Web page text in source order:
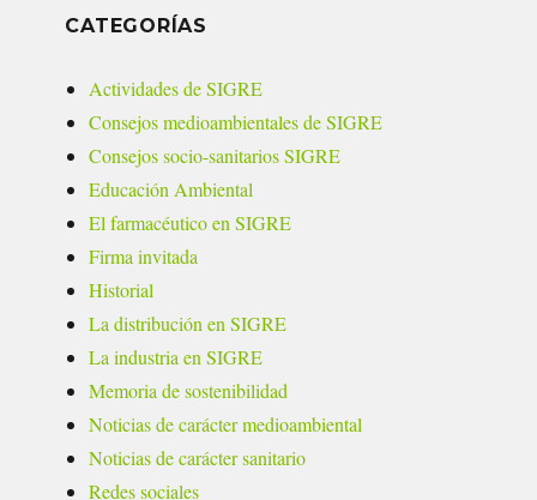
CATEGORÍAS
Actividades de SIGRE
Consejos medioambientales de SIGRE
Consejos socio-sanitarios SIGRE
Educación Ambiental
El farmacéutico en SIGRE
Firma invitada
Historial
La distribución en SIGRE
La industria en SIGRE
Memoria de sostenibilidad
Noticias de carácter medioambiental
Noticias de carácter sanitario
Redes sociales